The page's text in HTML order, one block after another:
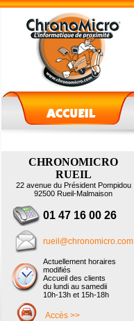
CHRONOMICRO
RUEIL
22 avenue du Président Pompidou
92500 Rueil-Malmaison
01 47 16 00 26
rueil@chronomicro.com
Actuellement horaires
modifiés
Accueil des clients
du lundi au samedii
10h-13h et 15h-18h
Accès >>